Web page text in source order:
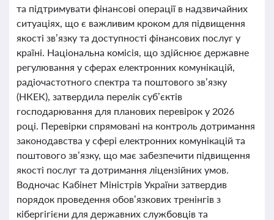
та підтримувати фінансові операції в надзвичайних
ситуаціях, що є важливим кроком для підвищення
якості зв’язку та доступності фінансових послуг у
країні. Національна комісія, що здійснює державне
регулювання у сферах електронних комунікацій,
радіочастотного спектра та поштового зв’язку
(НКЕК), затвердила перелік суб’єктів
господарювання для планових перевірок у 2026
році. Перевірки спрямовані на контроль дотримання
законодавства у сфері електронних комунікацій та
поштового зв’язку, що має забезпечити підвищення
якості послуг та дотримання ліцензійних умов.
Водночас Кабінет Міністрів України затвердив
порядок проведення обов’язкових тренінгів з
кібергігієни для державних службовців та